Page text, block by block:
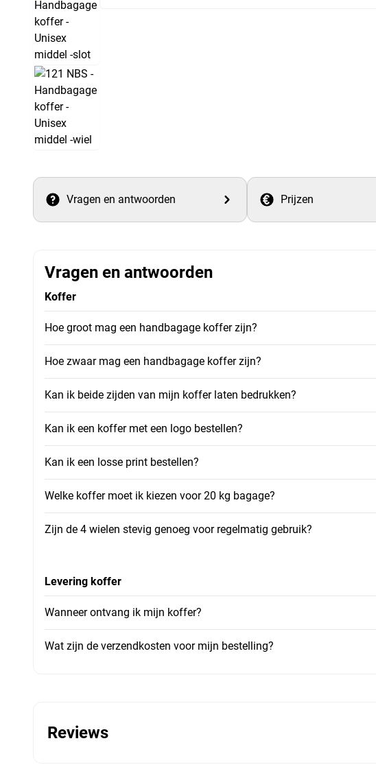
Vragen en antwoorden Prijzen
Vragen en antwoorden
Koffer
Hoe groot mag een handbagage koffer zijn?
Hoe zwaar mag een handbagage koffer zijn?
Kan ik beide zijden van mijn koffer laten bedrukken?
Kan ik een koffer met een logo bestellen?
Kan ik een losse print bestellen?
Welke koffer moet ik kiezen voor 20 kg bagage?
Zijn de 4 wielen stevig genoeg voor regelmatig gebruik?
Levering koffer
Wanneer ontvang ik mijn koffer?
Wat zijn de verzendkosten voor mijn bestelling?
Reviews